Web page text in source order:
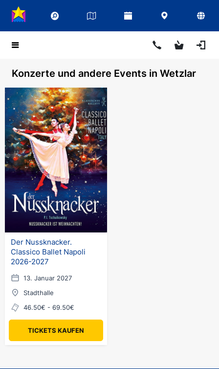
Konzerte und andere Events in Wetzlar
Der Nussknacker.
Classico Ballet Napoli
2026-2027
13. Januar 2027
Stadthalle
46.50€ - 69.50€
TICKETS KAUFEN